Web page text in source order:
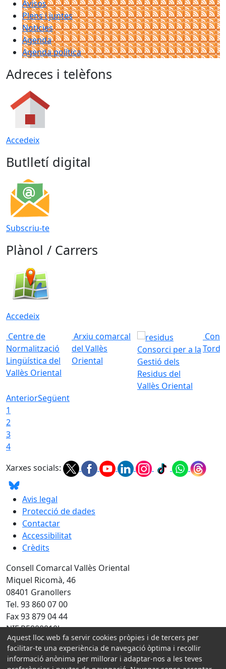
Avisos
Plens i juntes
Noticies
Agenda
Agenda política
Adreces i telèfons
Accedeix
Butlletí digital
Subscriu-te
Plànol / Carrers
Accedeix
Centre de
Normalització
Lingüística del
Vallès Oriental
Arxiu comarcal
del Vallès
Oriental
Consorci per a la
Gestió dels
Residus del
Vallès Oriental
AnteriorSegüent
1
2
3
4
Xarxes socials:
Avis legal
Protecció de dades
Contactar
Accessibilitat
Crèdits
Consell Comarcal Vallès Oriental
Miquel Ricomà, 46
08401 Granollers
Tel. 93 860 07 00
Fax 93 879 04 44
NIF P5800010J
Amb la col·laboració de:
Aquest lloc web fa servir cookies pròpies i de tercers per
facilitar-te una experiència de navegació òptima i recollir
informació anònima per millorar i adaptar-nos a les teves